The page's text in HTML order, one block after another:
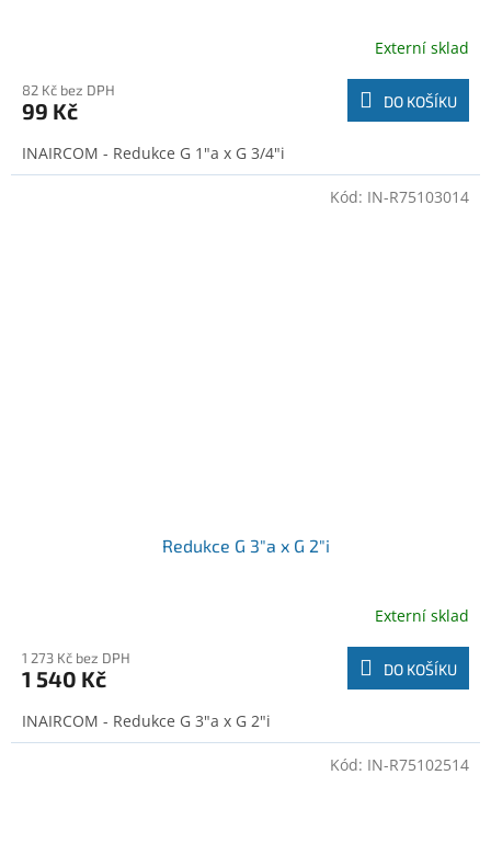
Externí sklad
82 Kč bez DPH
99 Kč DO KOŠÍKU
INAIRCOM - Redukce G 1"a x G 3/4"i
Redukce G 3"a x G 2"i
Externí sklad
1 273 Kč bez DPH
1 540 Kč DO KOŠÍKU
INAIRCOM - Redukce G 3"a x G 2"i
Kód: IN-R75103014
Kód: IN-R75102514